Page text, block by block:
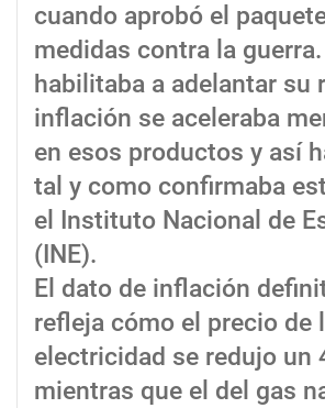
cuando aprobó el
medidas contra la
habilitaba a adelantar su
inflación se aceleraba
en esos productos y así
tal y como confirmaba
el Instituto Nacional de
(INE).
El dato de inflación
refleja cómo el precio de
electricidad se redujo un
mientras que el del gas